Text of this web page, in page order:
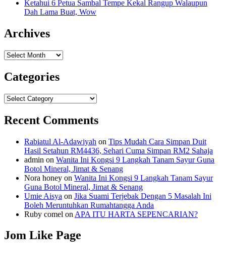
Ketahui 6 Petua Sambal Tempe Kekal Rangup Walaupun
Dah Lama Buat, Wow
Archives
Archives
Categories
Categories
Recent Comments
Rabiatul Al-Adawiyah on Tips Mudah Cara Simpan Duit
Hasil Setahun RM4436, Sehari Cuma Simpan RM2 Sahaja
admin on Wanita Ini Kongsi 9 Langkah Tanam Sayur Guna
Botol Mineral, Jimat & Senang
Nora honey on Wanita Ini Kongsi 9 Langkah Tanam Sayur
Guna Botol Mineral, Jimat & Senang
Umie Aisya on Jika Suami Terjebak Dengan 5 Masalah Ini
Boleh Meruntuhkan Rumahtangga Anda
Ruby comel on APA ITU HARTA SEPENCARIAN?
Jom Like Page